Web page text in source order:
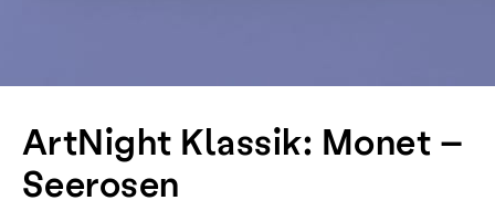
ArtNight Klassik: Monet –
Seerosen